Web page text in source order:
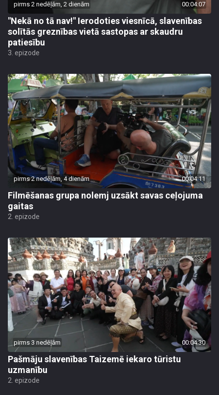
pirms 2 nedēļām, 2 dienām 00:04:07
"Nekā no tā nav!" Ierodoties viesnīcā, slavenības
solītās greznības vietā sastopas ar skaudru
patiesību
3. epizode
pirms 2 nedēļām, 4 dienām 00:04:11
Filmēšanas grupa nolemj uzsākt savas ceļojuma
gaitas
2. epizode
pirms 3 nedēļām 00:04:30
Pašmāju slavenības Taizemē iekaro tūristu
uzmanību
2. epizode